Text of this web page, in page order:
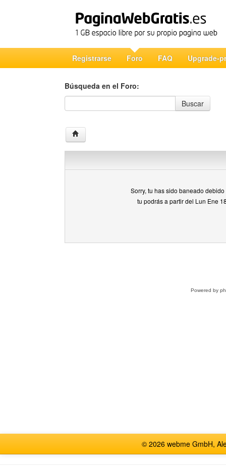
Registrarse Foro FAQ Upgrade-
Búsqueda en el Foro:
Búsqueda en el Foro
Buscar
Sorry, tu has sido baneado
tu podrás a partir del Lun Ene
Powered by
© 2026 webme GmbH,